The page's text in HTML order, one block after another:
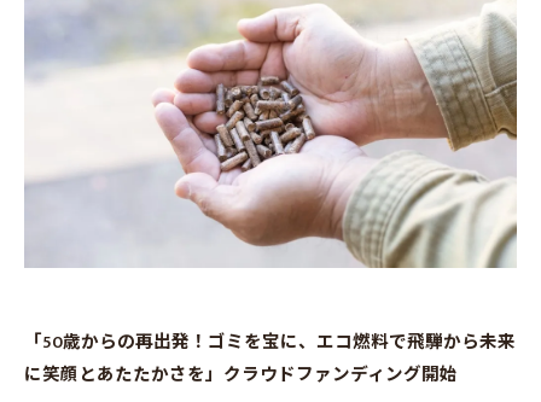
「50歳からの再出発！ゴミを宝に、エコ燃料で飛騨から未来
に笑顔とあたたかさを」クラウドファンディング開始